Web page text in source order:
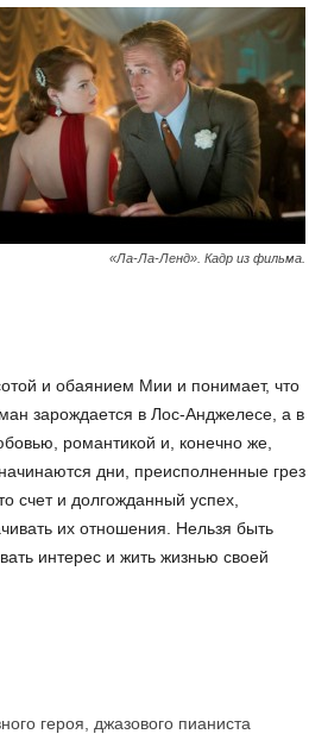
«Ла-Ла-Ленд». Кадр из фильма.
и обаянием Мии и понимает, что
зарождается в Лос-Анджелесе, а в
романтикой и, конечно же,
дни, преисполненные грез
счет и долгожданный успех,
их отношения. Нельзя быть
интерес и жить жизнью своей
героя, джазового пианиста